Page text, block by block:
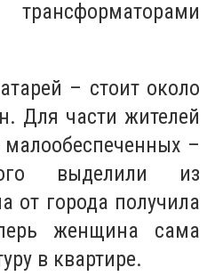
– стоит около
Для части жителей
–
выделили из
от города получила
женщина сама
в квартире.